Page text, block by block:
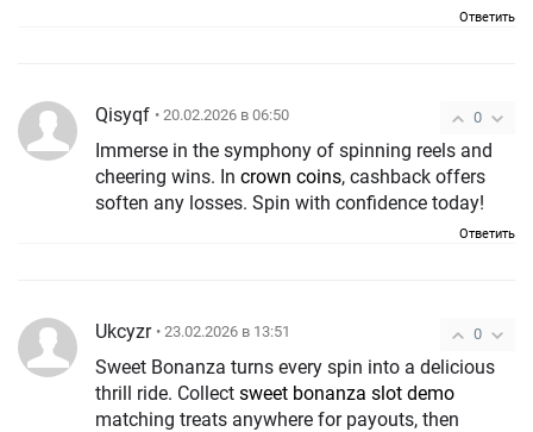
Ответить
0
Qisyqf • 20.02.2026 в 06:50
Immerse in the symphony of spinning reels and
cheering wins. In crown coins, cashback offers
soften any losses. Spin with confidence today!
Ответить
0
Ukcyzr • 23.02.2026 в 13:51
Sweet Bonanza turns every spin into a delicious
thrill ride. Collect sweet bonanza slot demo
matching treats anywhere for payouts, then